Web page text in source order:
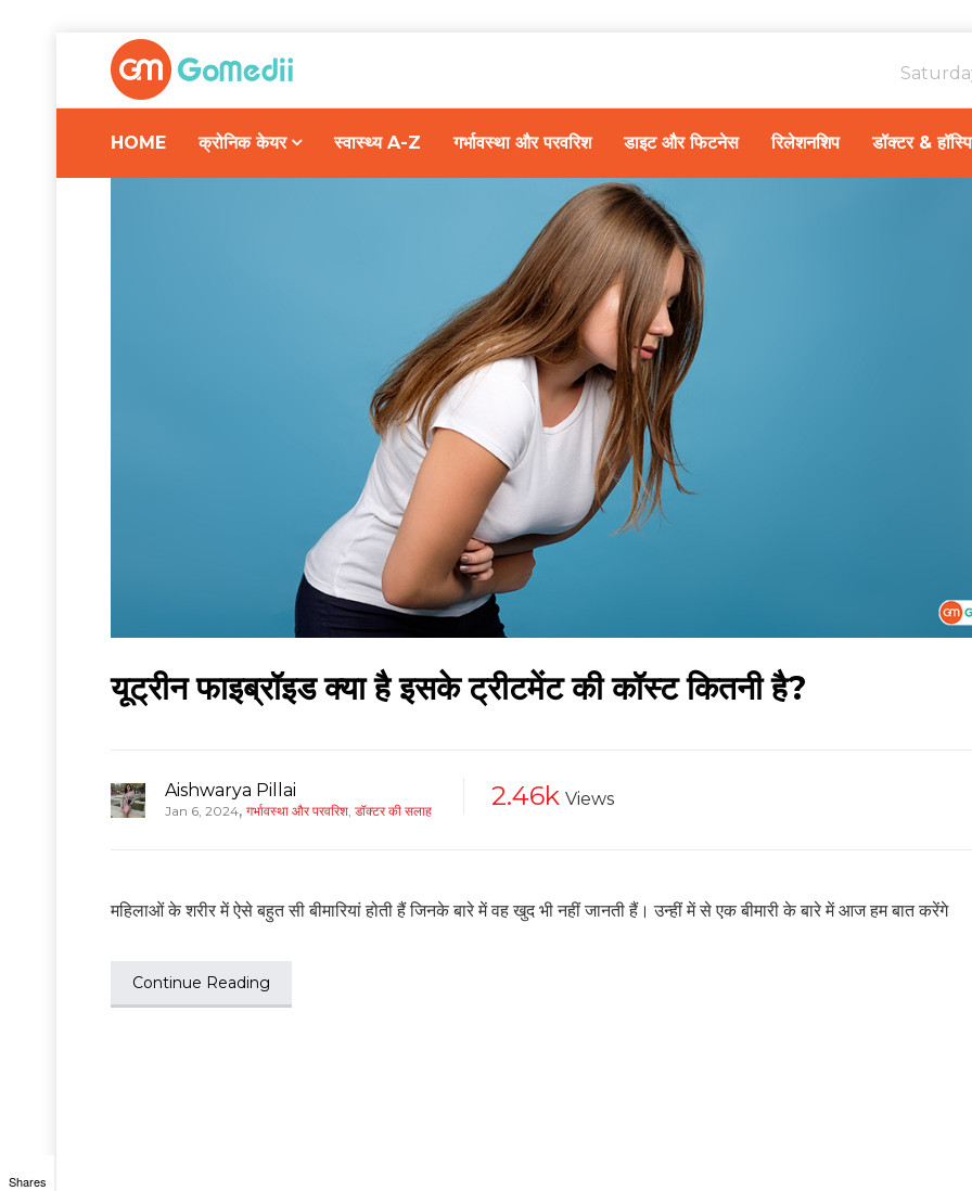
HOME क्रोनिक केयर स्वास्थ्य A-Z गर्भावस्था और परवरिश डाइट और फिटनेस रिलेशनशिप डॉक्टर &
यूट्रीन फाइब्रॉइड क्या है इसके ट्रीटमेंट की कॉस्ट कितनी है?
Aishwarya Pillai
Jan 6, 2024, गर्भावस्था और परवरिश डॉक्टर की सलाह 2.46k Views
महिलाओं के शरीर में ऐसे बहुत सी बीमारियां होती हैं जिनके बारे में वह खुद भी नहीं जानती हैं। उन्हीं में से एक बीमारी के बारे में आज हम बात करेंगे
Continue Reading
Shares